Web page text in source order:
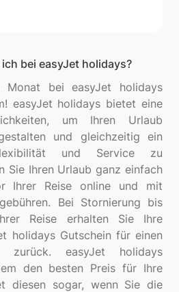
bei easyJet holidays?
Monat bei easyJet holidays
easyJet holidays bietet eine
um Ihren Urlaub
und gleichzeitig ein
und Service zu
Sie Ihren Urlaub ganz einfach
Ihrer Reise online und mit
Bei Stornierung bis
Reise erhalten Sie Ihre
holidays Gutschein für einen
zurück. easyJet holidays
den besten Preis für Ihre
diesen sogar, wenn Sie die